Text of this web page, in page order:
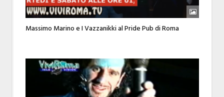
Massimo Marino e I Vazzanikki al Pride Pub di Roma